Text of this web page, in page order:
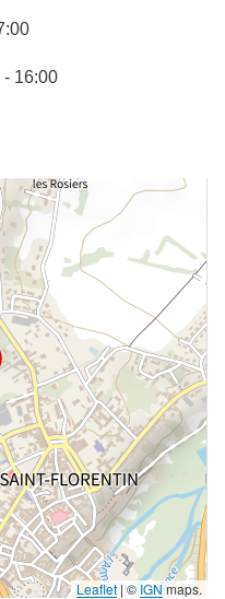
- 16:00
Leaflet | © IGNmaps.